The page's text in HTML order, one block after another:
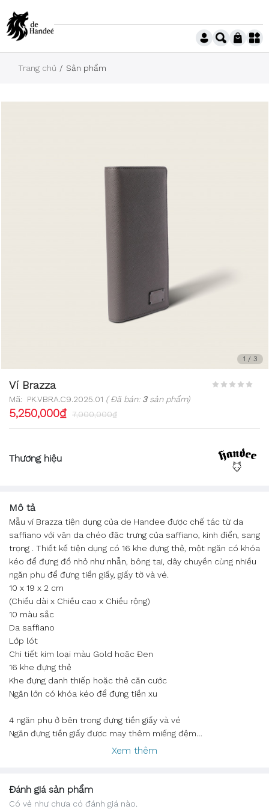
Trang chủ Sản phẩm
1 / 3
Ví Brazza
Mã: PK.VBRA.C9.2025.01 ( Đã bán: 3sản phẩm)
5,250,000₫ 7,000,000₫
Thương hiệu
Mô tả
Mẫu ví Brazza tiện dụng của de Handee được chế tác từ da
saffiano với vân da chéo đặc trưng của saffiano, kinh điển, sang
trọng . Thiết kế tiện dụng có 16 khe đựng thẻ, một ngăn có khóa
kéo để đựng đồ nhỏ như nhẫn, bông tai, dây chuyền cùng nhiều
ngăn phụ để đựng tiền giấy, giấy tờ và vé.
10 x 19 x 2 cm
(Chiều dài x Chiều cao x Chiều rộng)
10 màu sắc
Da saffiano
Lớp lót
Chi tiết kim loại màu Gold hoặc Đen
16 khe đựng thẻ
Khe đựng danh thiếp hoặc thẻ căn cước
Ngăn lớn có khóa kéo để đựng tiền xu
4 ngăn phụ ở bên trong đựng tiền giấy và vé
Ngăn đựng tiền giấy được may thêm miếng đệm
Lưu ý: Vui lòng đọc kỹ hướng dẫn sử dụng
Xem thêm
Đánh giá sản phẩm
Có vẻ như chưa có đánh giá nào.